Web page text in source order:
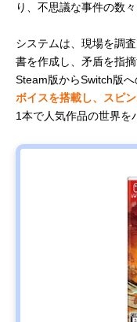
り、不思議な事件の数
システムは、現場を調
書を作成し、矛盾を指
Steam版からSwitch版
ボイスを搭載し、スピ
1本で人気作品の世界を